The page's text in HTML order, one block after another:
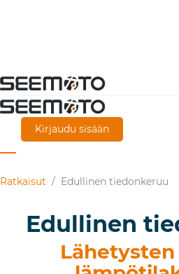
Siirry
pääsisältöön
Kirjaudu sisään
Ratkaisut / Edullinen tiedonkeruu
Edullinen